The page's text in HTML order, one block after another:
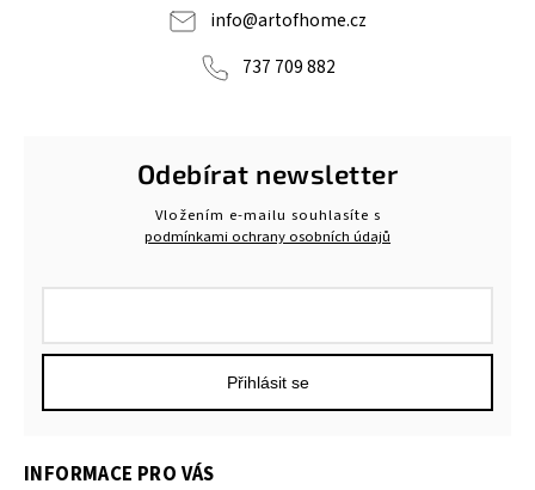
info@artofhome.cz
737 709 882
Odebírat newsletter
Vložením e-mailu souhlasíte s
podmínkami ochrany osobních údajů
Přihlásit se
INFORMACE PRO VÁS